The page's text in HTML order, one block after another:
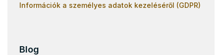
Információk a személyes adatok kezeléséről (GDPR)
Blog